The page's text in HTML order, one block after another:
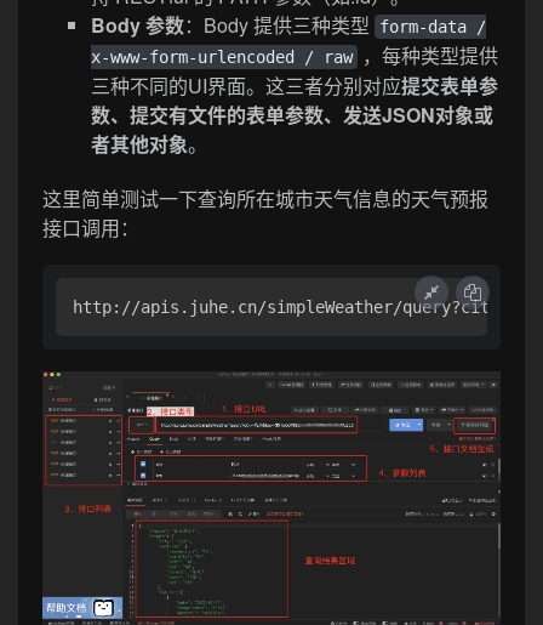
Body 参数：Body 提供三种类型
form-data /
x-www-form-urlencoded / raw
，每种类型提供
三种不同的UI界面。这三者分别对应提交表单参
数、提交有文件的表单参数、发送JSON对象或
者其他对象。
这里简单测试一下查询所在城市天气信息的天气预报
接口调用：
http://apis.juhe.cn/simpleWeather/query?city=杭州